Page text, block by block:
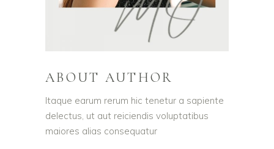
ABOUT AUTHOR
Itaque earum rerum hic tenetur a sapiente
delectus, ut aut reiciendis voluptatibus
maiores alias consequatur